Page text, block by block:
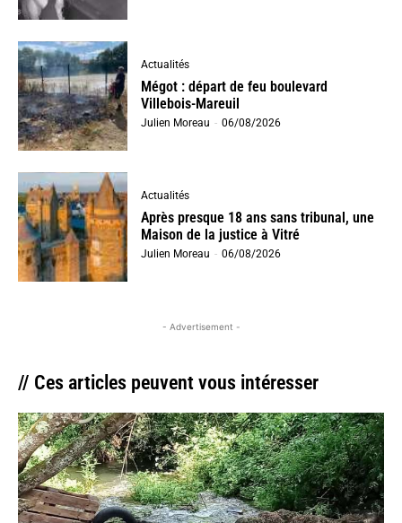
Actualités
Mégot : départ de feu boulevard
Villebois-Mareuil
Julien Moreau - 06/08/2026
Actualités
Après presque 18 ans sans tribunal, une
Maison de la justice à Vitré
Julien Moreau - 06/08/2026
- Advertisement -
// Ces articles peuvent vous intéresser